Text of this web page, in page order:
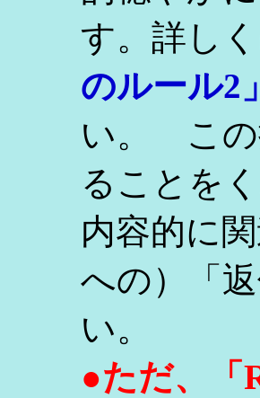
す。詳し
のルール2」
い。 この
ることを
内容的に
への）「
い。
●ただ、「